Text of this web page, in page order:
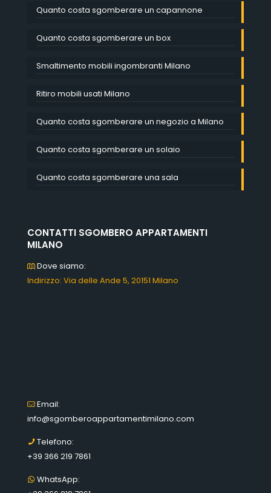
Quanto costa sgomberare un capannone
Quanto costa sgomberare un box
Smaltimento mobili ingombranti Milano
Ritiro mobili usati Milano
Quanto costa sgomberare un negozio a Milano
Quanto costa sgomberare un solaio
Quanto costa sgomberare una sala
CONTATTI SGOMBERO APPARTAMENTI
MILANO
Dove siamo:
Indirizzo: Via delle Ande 5, 20151 Milano
Email:
info@sgomberoappartamentimilano.com
Telefono:
+39 366 219 7861
WhatsApp: